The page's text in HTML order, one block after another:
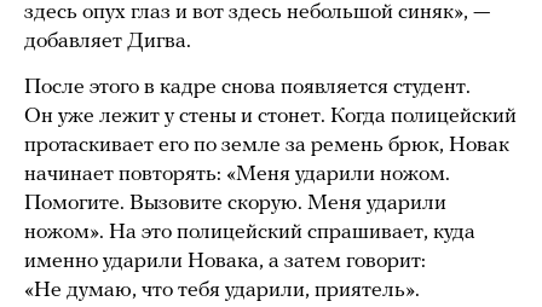
здесь опух глаз и вот здесь небольшой синяк», —
добавляет Дигва.
После этого в кадре снова появляется студент.
Он уже лежит у стены и стонет. Когда полицейский
протаскивает его по земле за ремень брюк, Новак
начинает повторять: «Меня ударили ножом.
Помогите. Вызовите скорую. Меня ударили
ножом». На это полицейский спрашивает, куда
именно ударили Новака, а затем говорит:
«Не думаю, что тебя ударили, приятель».